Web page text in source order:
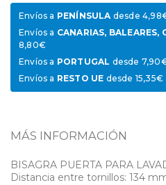
Envíos a PENÍNSULAdesde
Envíos a CANARIAS, BALEARES,
8,80€
Envíos a PORTUGAL desde
Envíos a RESTO UE desde 15,35€
MÁS INFORMACIÓN
BISAGRA PUERTA PARA
Distancia entre tornillos: 134